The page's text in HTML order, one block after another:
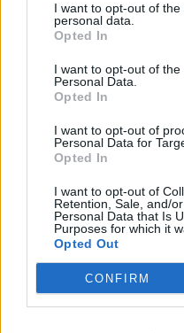
I want to opt-out of
personal data.
Opted In
I want to opt-out of the
Personal Data.
Opted In
I want to opt-out of
Personal Data for
Opted In
I want to opt-out of
Retention, Sale, and/
Personal Data that Is
Purposes for which it
Opted Out
CONFIRM
Administrador de archivos
Conectar
Crea una cuenta Caja PDF
Contraseña perdida
Preferencias de usuario
Configuración de cookies
Archivos públicos
20252024 2023 2022
2014 2013 2012 2011
Búsqueda en